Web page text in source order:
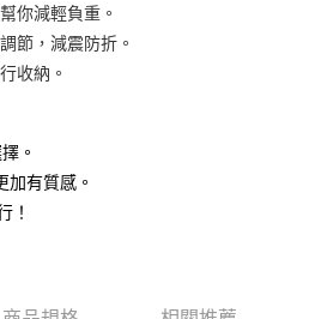
後付 」之結帳頁面顯示為準，若有關於
款等相關疑問，請聯繫「AFTEE先享後付
support/home
提供之「AFTEE先享後付」服務完成之交
覽以下網址：
定代理人或監護人之同意方可使用
有額度不足之情形，本公司將視審查結果
你減輕負重。
節，減震防折。
收納。
。
加有質感。
！